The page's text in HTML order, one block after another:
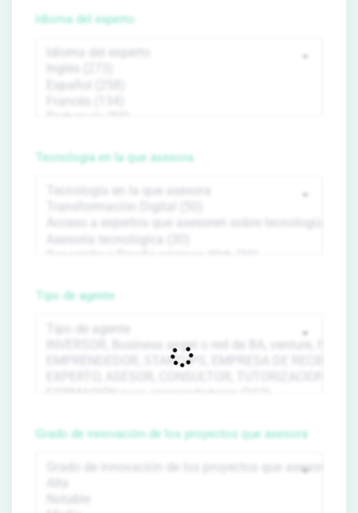
Idioma del experto
Tecnología en la que asesora
Tipo de agente
Grado de innovación de los proyectos que asesora